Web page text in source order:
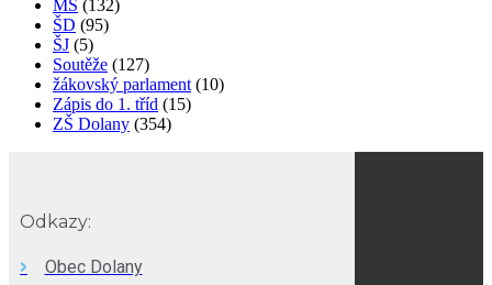
MŠ (132)
ŠD (95)
ŠJ (5)
Soutěže (127)
žákovský parlament (10)
Zápis do 1. tříd (15)
ZŠ Dolany (354)
Odkazy:
Obec Dolany